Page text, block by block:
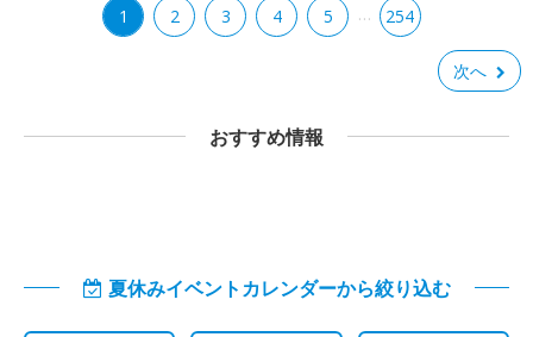
1 2 3 4 5 … 254
次へ
おすすめ情報
夏休みイベントカレンダーから絞り込む